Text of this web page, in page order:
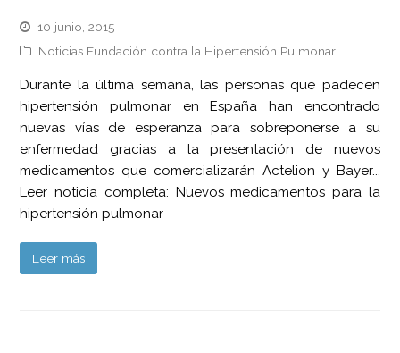
10 junio, 2015
Noticias Fundación contra la Hipertensión Pulmonar
Durante la última semana, las personas que padecen
hipertensión pulmonar en España han encontrado
nuevas vías de esperanza para sobreponerse a su
enfermedad gracias a la presentación de nuevos
medicamentos que comercializarán Actelion y Bayer...
Leer noticia completa: Nuevos medicamentos para la
hipertensión pulmonar
Leer más